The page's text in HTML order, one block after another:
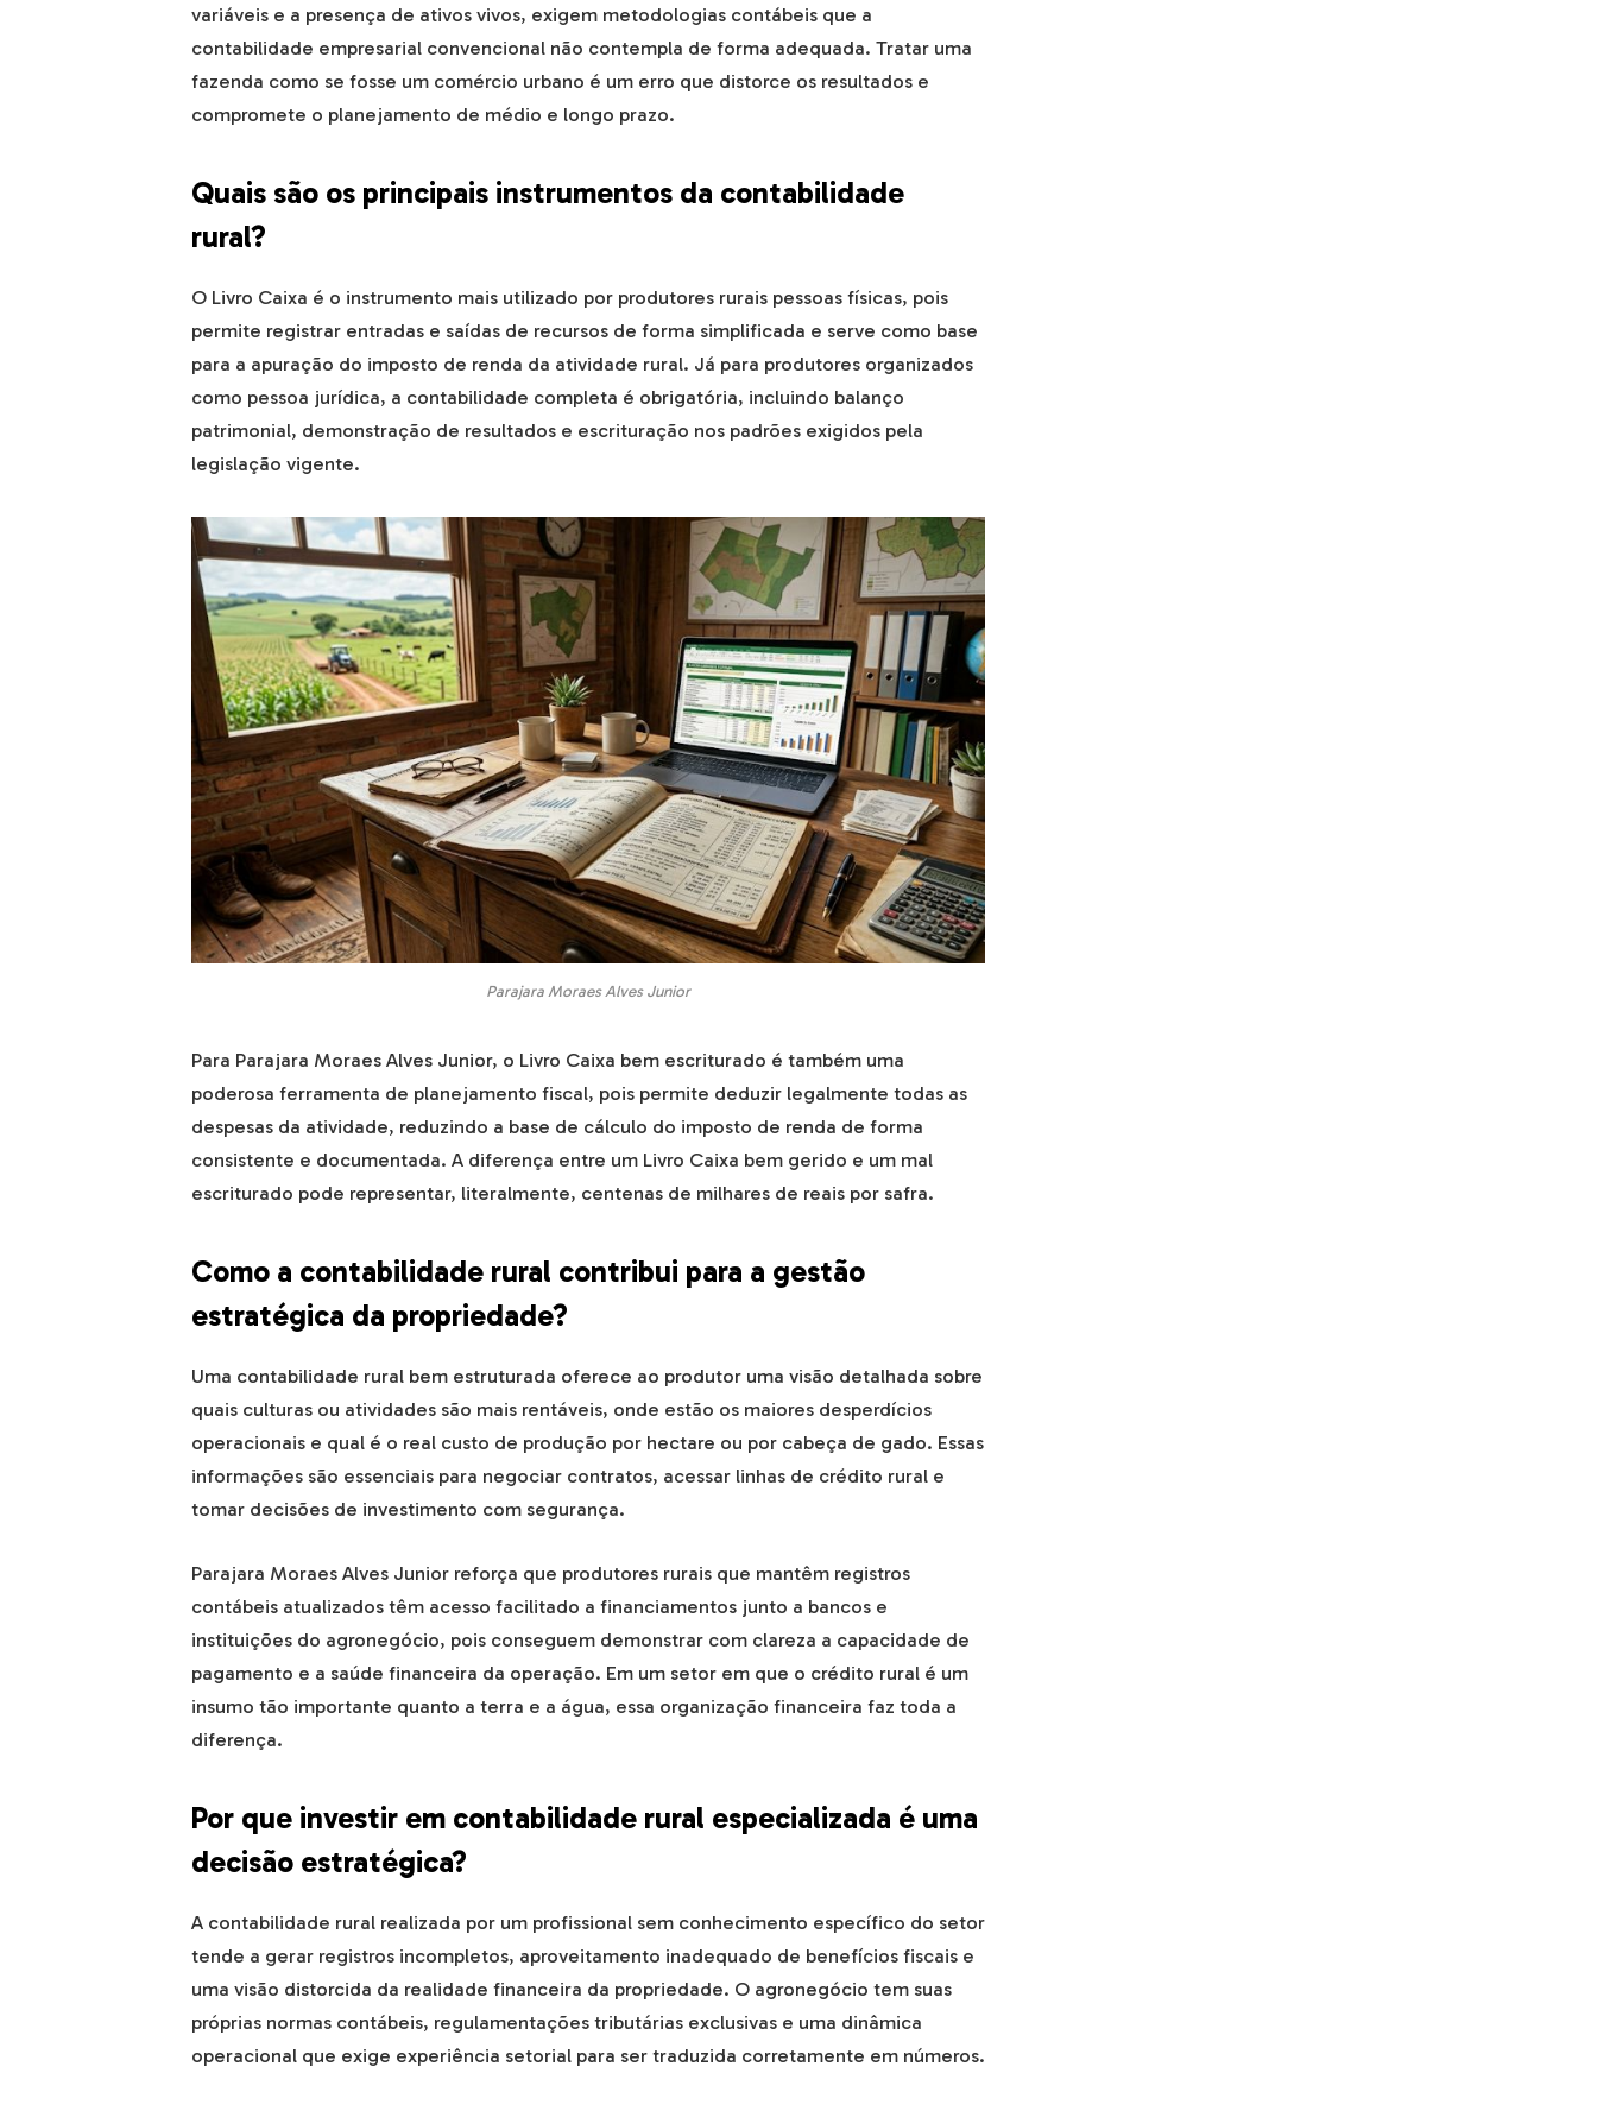
variáveis e a presença de ativos vivos, exigem metodologias contábeis que a
contabilidade empresarial convencional não contempla de forma adequada. Tratar uma
fazenda como se fosse um comércio urbano é um erro que distorce os resultados e
compromete o planejamento de médio e longo prazo.
Quais são os principais instrumentos da contabilidade
rural?
O Livro Caixa é o instrumento mais utilizado por produtores rurais pessoas físicas, pois
permite registrar entradas e saídas de recursos de forma simplificada e serve como base
para a apuração do imposto de renda da atividade rural. Já para produtores organizados
como pessoa jurídica, a contabilidade completa é obrigatória, incluindo balanço
patrimonial, demonstração de resultados e escrituração nos padrões exigidos pela
legislação vigente.
Parajara Moraes Alves Junior
Para Parajara Moraes Alves Junior, o Livro Caixa bem escriturado é também uma
poderosa ferramenta de planejamento fiscal, pois permite deduzir legalmente todas as
despesas da atividade, reduzindo a base de cálculo do imposto de renda de forma
consistente e documentada. A diferença entre um Livro Caixa bem gerido e um mal
escriturado pode representar, literalmente, centenas de milhares de reais por safra.
Como a contabilidade rural contribui para a gestão
estratégica da propriedade?
Uma contabilidade rural bem estruturada oferece ao produtor uma visão detalhada sobre
quais culturas ou atividades são mais rentáveis, onde estão os maiores desperdícios
operacionais e qual é o real custo de produção por hectare ou por cabeça de gado. Essas
informações são essenciais para negociar contratos, acessar linhas de crédito rural e
tomar decisões de investimento com segurança.
Parajara Moraes Alves Junior reforça que produtores rurais que mantêm registros
contábeis atualizados têm acesso facilitado a financiamentos junto a bancos e
instituições do agronegócio, pois conseguem demonstrar com clareza a capacidade de
pagamento e a saúde financeira da operação. Em um setor em que o crédito rural é um
insumo tão importante quanto a terra e a água, essa organização financeira faz toda a
diferença.
Por que investir em contabilidade rural especializada é uma
decisão estratégica?
A contabilidade rural realizada por um profissional sem conhecimento específico do setor
tende a gerar registros incompletos, aproveitamento inadequado de benefícios fiscais e
uma visão distorcida da realidade financeira da propriedade. O agronegócio tem suas
próprias normas contábeis, regulamentações tributárias exclusivas e uma dinâmica
operacional que exige experiência setorial para ser traduzida corretamente em números.